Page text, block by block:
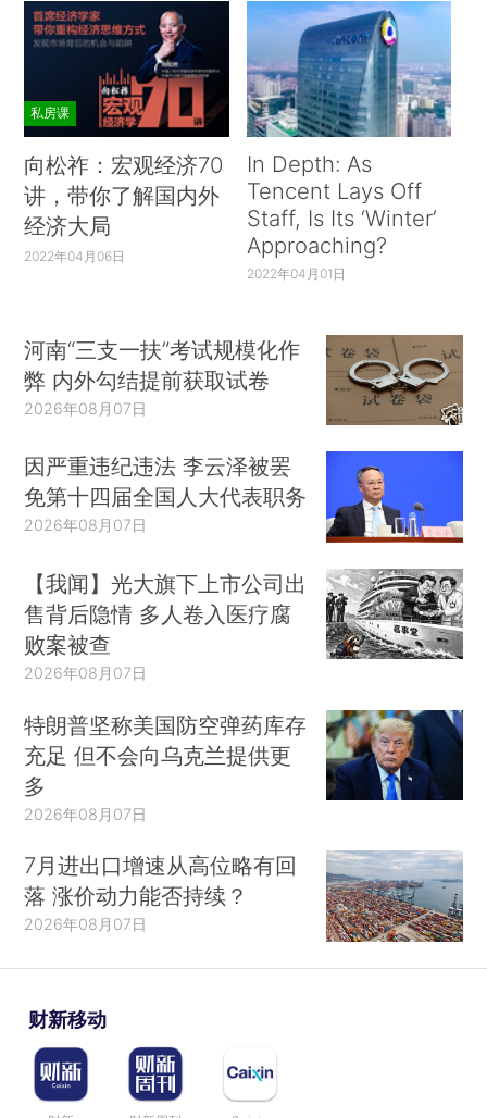
私房课
向松祚：宏观经济70
讲，带你了解国内外
经济大局
2022年04月06日
In Depth: As
Tencent Lays Off
Staff, Is Its ‘Winter’
Approaching?
2022年04月01日
河南“三支一扶”考试规模化作
弊 内外勾结提前获取试卷
2026年08月07日
因严重违纪违法 李云泽被罢
免第十四届全国人大代表职务
2026年08月07日
【我闻】光大旗下上市公司出
售背后隐情 多人卷入医疗腐
败案被查
2026年08月07日
特朗普坚称美国防空弹药库存
充足 但不会向乌克兰提供更
多
2026年08月07日
7月进出口增速从高位略有回
落 涨价动力能否持续？
2026年08月07日
财新移动